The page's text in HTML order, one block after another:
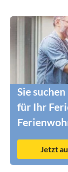
Sie
für Ihr
Jetzt